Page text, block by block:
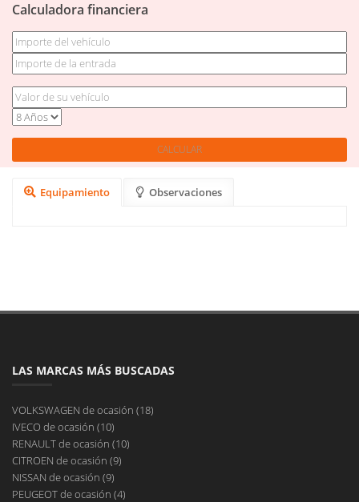
Calculadora financiera
Equipamiento Observaciones
LAS MARCAS MÁS BUSCADAS
VOLKSWAGEN de ocasión (18)
IVECO de ocasión (10)
RENAULT de ocasión (10)
CITROEN de ocasión (9)
NISSAN de ocasión (9)
PEUGEOT de ocasión (4)